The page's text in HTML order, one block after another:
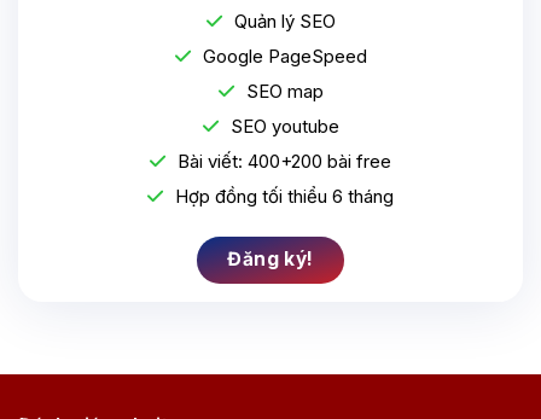
Quản lý SEO
Google PageSpeed
SEO map
SEO youtube
Bài viết: 400+200 bài free
Hợp đồng tối thiểu 6 tháng
Đăng ký!